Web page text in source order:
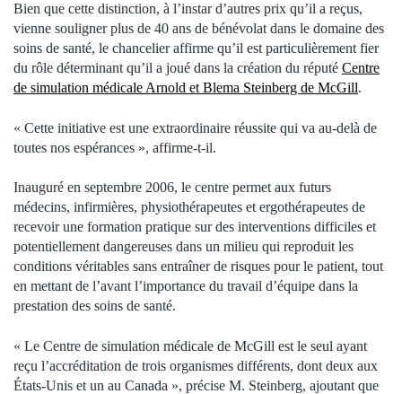
Bien que cette distinction, à l’instar d’autres prix qu’il a reçus,
vienne souligner plus de 40 ans de bénévolat dans le domaine des
soins de santé, le chancelier affirme qu’il est particulièrement fier
du rôle déterminant qu’il a joué dans la création du réputé Centre
de simulation médicale Arnold et Blema Steinberg de McGill.
« Cette initiative est une extraordinaire réussite qui va au-delà de
toutes nos espérances », affirme-t-il.
Inauguré en septembre 2006, le centre permet aux futurs
médecins, infirmières, physiothérapeutes et ergothérapeutes de
recevoir une formation pratique sur des interventions difficiles et
potentiellement dangereuses dans un milieu qui reproduit les
conditions véritables sans entraîner de risques pour le patient, tout
en mettant de l’avant l’importance du travail d’équipe dans la
prestation des soins de santé.
« Le Centre de simulation médicale de McGill est le seul ayant
reçu l’accréditation de trois organismes différents, dont deux aux
États-Unis et un au Canada », précise M. Steinberg, ajoutant que